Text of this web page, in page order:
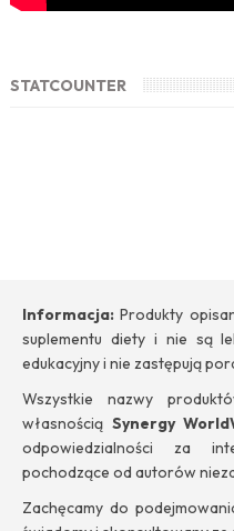
STATCOUNTER
Informacja: Produkty
suplementu diety i nie są
edukacyjny i nie zastępują
Wszystkie nazwy
własnością Synergy
odpowiedzialności za
pochodzące od autorów
Zachęcamy do